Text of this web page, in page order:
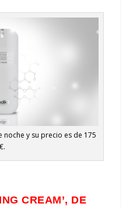
noche y su precio es de 175
€.
CREAM’, DE